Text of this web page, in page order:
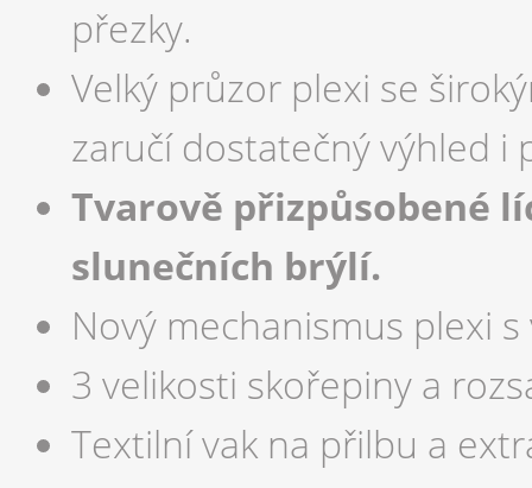
přezky.
Velký průzor plexi se
zaručí dostatečný výhled i
Tvarově přizpůsobené
slunečních brýlí.
Nový mechanismus plexi
3 velikosti skořepiny a
Textilní vak na přilbu a